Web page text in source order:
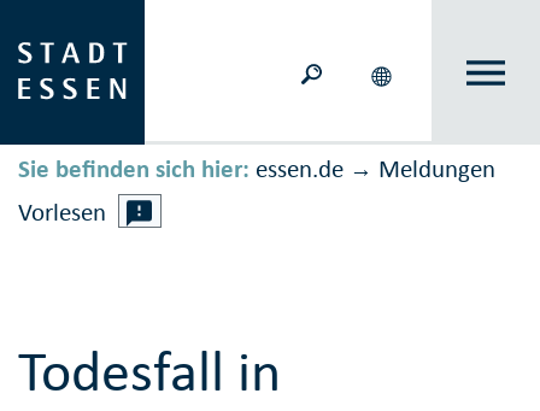
Sie befinden sich hier: essen.de → Meldungen
Vorlesen
Todesfall in